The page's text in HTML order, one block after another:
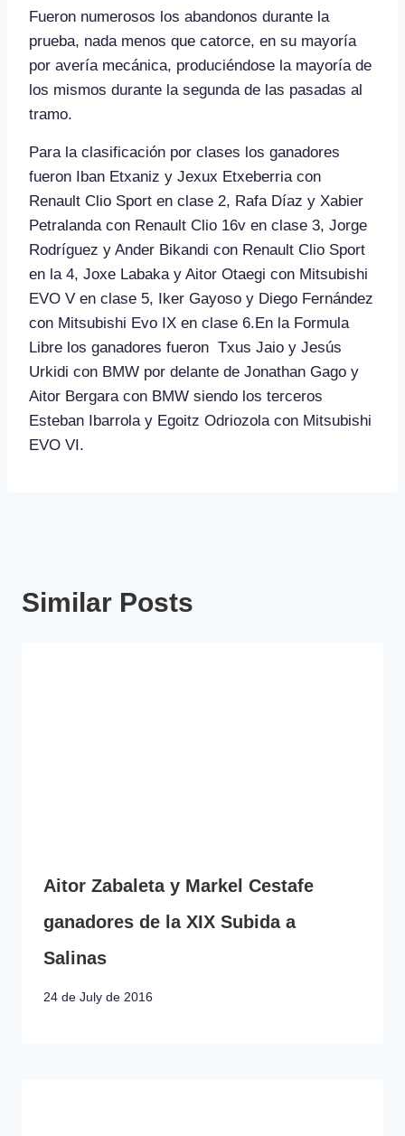
Fueron numerosos los abandonos durante la
prueba, nada menos que catorce, en su mayoría
por avería mecánica, produciéndose la mayoría de
los mismos durante la segunda de las pasadas al
tramo.
Para la clasificación por clases los ganadores
fueron Iban Etxaniz y Jexux Etxeberria con
Renault Clio Sport en clase 2, Rafa Díaz y Xabier
Petralanda con Renault Clio 16v en clase 3, Jorge
Rodríguez y Ander Bikandi con Renault Clio Sport
en la 4, Joxe Labaka y Aitor Otaegi con Mitsubishi
EVO V en clase 5, Iker Gayoso y Diego Fernández
con Mitsubishi Evo IX en clase 6.En la Formula
Libre los ganadores fueron Txus Jaio y Jesús
Urkidi con BMW por delante de Jonathan Gago y
Aitor Bergara con BMW siendo los terceros
Esteban Ibarrola y Egoitz Odriozola con Mitsubishi
EVO VI.
Similar Posts
Aitor Zabaleta y Markel Cestafe
ganadores de la XIX Subida a
Salinas
24 de July de 2016